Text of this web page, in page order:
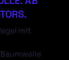
mit